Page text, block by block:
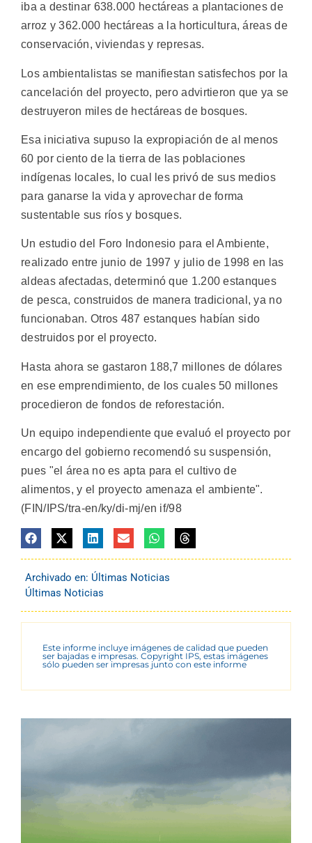
iba a destinar 638.000 hectáreas a plantaciones de
arroz y 362.000 hectáreas a la horticultura, áreas de
conservación, viviendas y represas.
Los ambientalistas se manifiestan satisfechos por la
cancelación del proyecto, pero advirtieron que ya se
destruyeron miles de hectáreas de bosques.
Esa iniciativa supuso la expropiación de al menos
60 por ciento de la tierra de las poblaciones
indígenas locales, lo cual les privó de sus medios
para ganarse la vida y aprovechar de forma
sustentable sus ríos y bosques.
Un estudio del Foro Indonesio para el Ambiente,
realizado entre junio de 1997 y julio de 1998 en las
aldeas afectadas, determinó que 1.200 estanques
de pesca, construidos de manera tradicional, ya no
funcionaban. Otros 487 estanques habían sido
destruidos por el proyecto.
Hasta ahora se gastaron 188,7 millones de dólares
en ese emprendimiento, de los cuales 50 millones
procedieron de fondos de reforestación.
Un equipo independiente que evaluó el proyecto por
encargo del gobierno recomendó su suspensión,
pues "el área no es apta para el cultivo de
alimentos, y el proyecto amenaza el ambiente".
(FIN/IPS/tra-en/ky/di-mj/en if/98
Archivado en: Últimas Noticias
Últimas Noticias
Este informe incluye imágenes de calidad que pueden
ser bajadas e impresas. Copyright IPS, estas imágenes
sólo pueden ser impresas junto con este informe